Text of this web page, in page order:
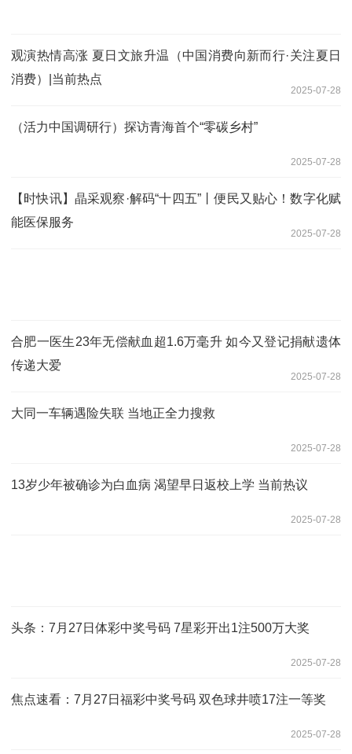
观演热情高涨 夏日文旅升温（中国消费向新而行·关注夏日
消费）|当前热点
2025-07-28
（活力中国调研行）探访青海首个“零碳乡村”
2025-07-28
【时快讯】晶采观察·解码“十四五”丨便民又贴心！数字化赋
能医保服务
2025-07-28
合肥一医生23年无偿献血超1.6万毫升 如今又登记捐献遗体
传递大爱
2025-07-28
大同一车辆遇险失联 当地正全力搜救
2025-07-28
13岁少年被确诊为白血病 渴望早日返校上学 当前热议
2025-07-28
头条：7月27日体彩中奖号码 7星彩开出1注500万大奖
2025-07-28
焦点速看：7月27日福彩中奖号码 双色球井喷17注一等奖
2025-07-28